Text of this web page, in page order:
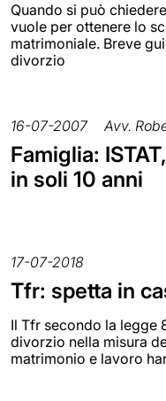
Quando si può
vuole per ottenere lo
matrimoniale. Breve
divorzio
16-07-2007 Avv.
Famiglia:
in soli 10 anni
17-07-2018
Tfr: spetta in
Il Tfr secondo la legge
divorzio nella misura
matrimonio e lavoro